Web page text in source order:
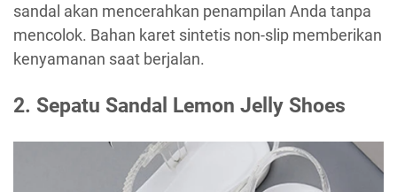
sandal akan mencerahkan penampilan Anda tanpa
mencolok. Bahan karet sintetis non-slip memberikan
kenyamanan saat berjalan.
2. Sepatu Sandal Lemon Jelly Shoes